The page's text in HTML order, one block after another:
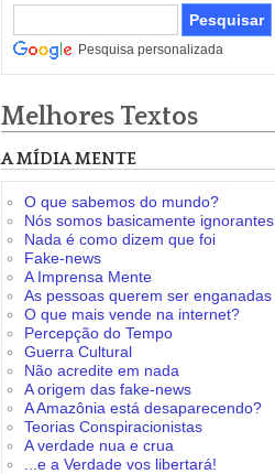
Pesquisa personalizada
Melhores Textos
A MÍDIA MENTE
O que sabemos do mundo?
Nós somos basicamente ignorantes
Nada é como dizem que foi
Fake-news
A Imprensa Mente
As pessoas querem ser enganadas
O que mais vende na internet?
Percepção do Tempo
Guerra Cultural
Não acredite em nada
A origem das fake-news
A Amazônia está desaparecendo?
Teorias Conspiracionistas
A verdade nua e crua
...e a Verdade vos libertará!